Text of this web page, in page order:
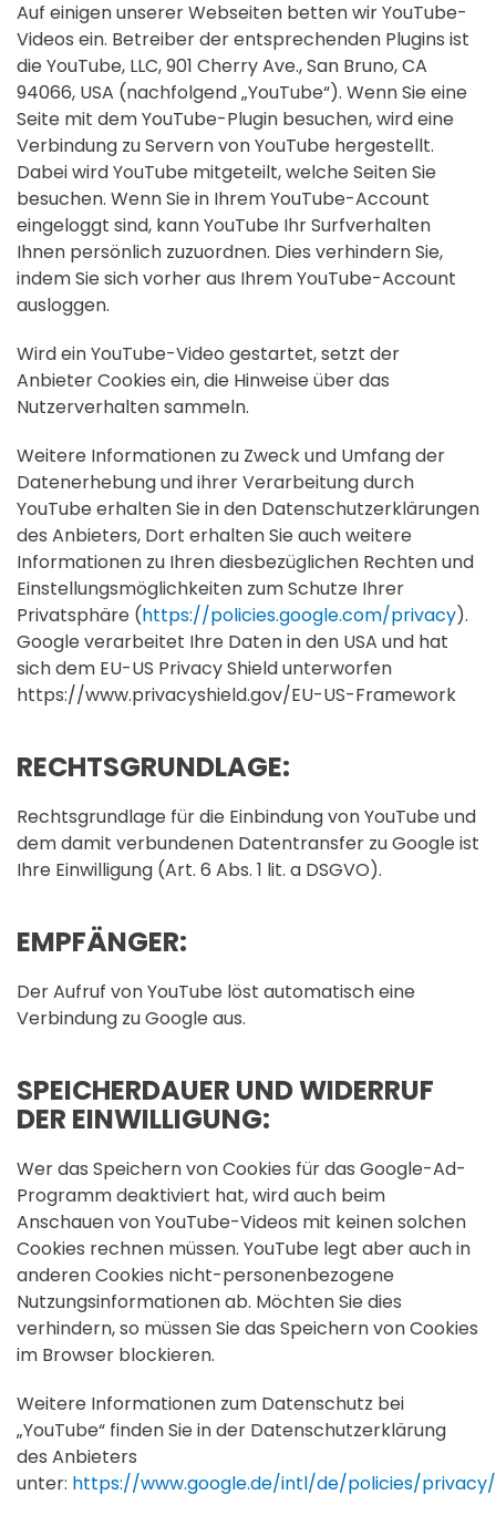
Auf einigen unserer Webseiten betten wir YouTube-
Videos ein. Betreiber der entsprechenden Plugins ist
die YouTube, LLC, 901 Cherry Ave., San Bruno, CA
94066, USA (nachfolgend „YouTube“). Wenn Sie eine
Seite mit dem YouTube-Plugin besuchen, wird eine
Verbindung zu Servern von YouTube hergestellt.
Dabei wird YouTube mitgeteilt, welche Seiten Sie
besuchen. Wenn Sie in Ihrem YouTube-Account
eingeloggt sind, kann YouTube Ihr Surfverhalten
Ihnen persönlich zuzuordnen. Dies verhindern Sie,
indem Sie sich vorher aus Ihrem YouTube-Account
ausloggen.
Wird ein YouTube-Video gestartet, setzt der
Anbieter Cookies ein, die Hinweise über das
Nutzerverhalten sammeln.
Weitere Informationen zu Zweck und Umfang der
Datenerhebung und ihrer Verarbeitung durch
YouTube erhalten Sie in den Datenschutzerklärungen
des Anbieters, Dort erhalten Sie auch weitere
Informationen zu Ihren diesbezüglichen Rechten und
Einstellungsmöglichkeiten zum Schutze Ihrer
Privatsphäre (https://policies.google.com/privacy).
Google verarbeitet Ihre Daten in den USA und hat
sich dem EU-US Privacy Shield unterworfen
https://www.privacyshield.gov/EU-US-Framework
RECHTSGRUNDLAGE:
Rechtsgrundlage für die Einbindung von YouTube und
dem damit verbundenen Datentransfer zu Google ist
Ihre Einwilligung (Art. 6 Abs. 1 lit. a DSGVO).
EMPFÄNGER:
Der Aufruf von YouTube löst automatisch eine
Verbindung zu Google aus.
SPEICHERDAUER UND WIDERRUF
DER EINWILLIGUNG:
Wer das Speichern von Cookies für das Google-Ad-
Programm deaktiviert hat, wird auch beim
Anschauen von YouTube-Videos mit keinen solchen
Cookies rechnen müssen. YouTube legt aber auch in
anderen Cookies nicht-personenbezogene
Nutzungsinformationen ab. Möchten Sie dies
verhindern, so müssen Sie das Speichern von Cookies
im Browser blockieren.
Weitere Informationen zum Datenschutz bei
„YouTube“ finden Sie in der Datenschutzerklärung
des Anbieters
unter: https://www.google.de/intl/de/policies/privacy/